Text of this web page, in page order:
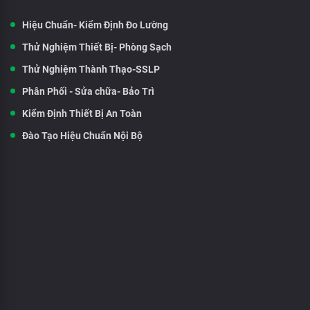
Hiệu Chuẩn- Kiểm Định Đo Lường
Thử Nghiệm Thiết Bị- Phòng Sạch
Thử Nghiệm Thành Thạo-SSLP
Phân Phối - Sửa chữa- Bảo Trì
Kiểm Định Thiết Bị An Toàn
Đào Tạo Hiệu Chuẩn Nội Bộ